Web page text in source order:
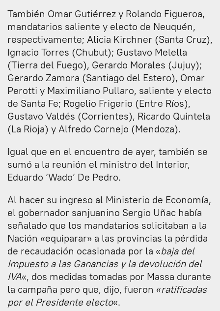
También Omar Gutiérrez y Rolando Figueroa,
mandatarios saliente y electo de Neuquén,
respectivamente; Alicia Kirchner (Santa Cruz),
Ignacio Torres (Chubut); Gustavo Melella
(Tierra del Fuego), Gerardo Morales (Jujuy);
Gerardo Zamora (Santiago del Estero), Omar
Perotti y Maximiliano Pullaro, saliente y electo
de Santa Fe; Rogelio Frigerio (Entre Ríos),
Gustavo Valdés (Corrientes), Ricardo Quintela
(La Rioja) y Alfredo Cornejo (Mendoza).
Igual que en el encuentro de ayer, también se
sumó a la reunión el ministro del Interior,
Eduardo ‘Wado’ De Pedro.
Al hacer su ingreso al Ministerio de Economía,
el gobernador sanjuanino Sergio Uñac había
señalado que los mandatarios solicitaban a la
Nación «equiparar» a las provincias la pérdida
de recaudación ocasionada por la «baja del
Impuesto a las Ganancias y la devolución del
IVA«, dos medidas tomadas por Massa durante
la campaña pero que, dijo, fueron «ratificadas
por el Presidente electo«.